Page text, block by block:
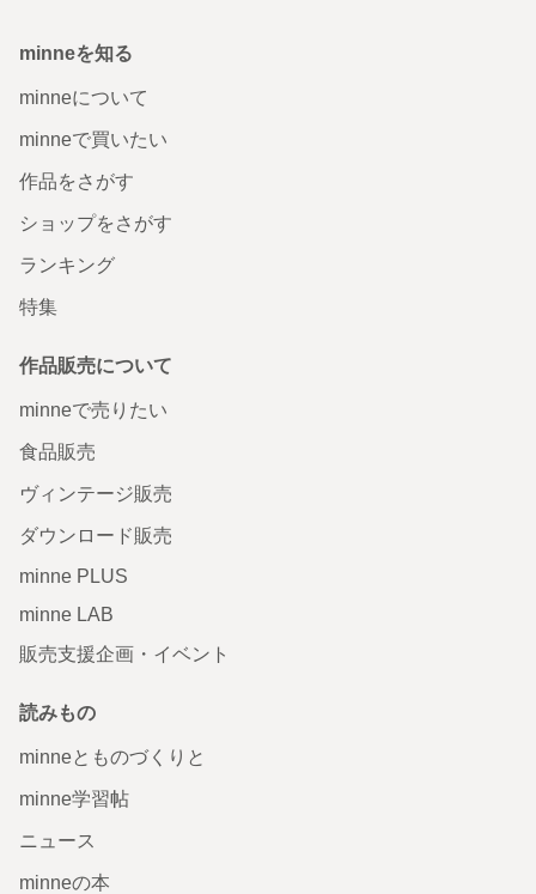
minneを知る
minneについて
minneで買いたい
作品をさがす
ショップをさがす
ランキング
特集
作品販売について
minneで売りたい
食品販売
ヴィンテージ販売
ダウンロード販売
minne PLUS
minne LAB
販売支援企画・イベント
読みもの
minneとものづくりと
minne学習帖
ニュース
minneの本